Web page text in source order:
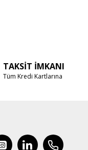
TAKSIT İMKANI
Tüm Kredi Kartlarına